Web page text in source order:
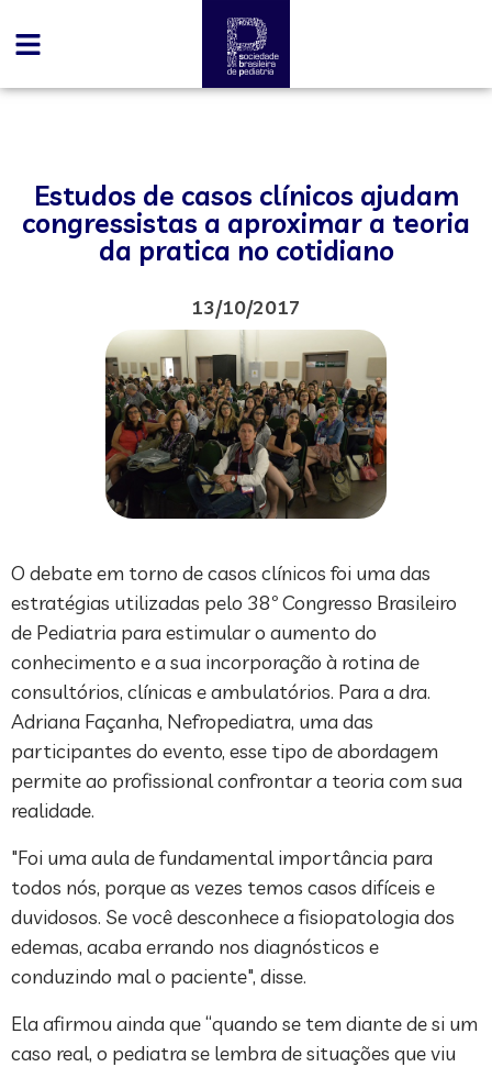
Estudos de casos clínicos ajudam
congressistas a aproximar a teoria
da pratica no cotidiano
13/10/2017
O debate em torno de casos clínicos foi uma das
estratégias utilizadas pelo 38º Congresso Brasileiro
de Pediatria para estimular o aumento do
conhecimento e a sua incorporação à rotina de
consultórios, clínicas e ambulatórios. Para a dra.
Adriana Façanha, Nefropediatra, uma das
participantes do evento, esse tipo de abordagem
permite ao profissional confrontar a teoria com sua
realidade.
"Foi uma aula de fundamental importância para
todos nós, porque as vezes temos casos difíceis e
duvidosos. Se você desconhece a fisiopatologia dos
edemas, acaba errando nos diagnósticos e
conduzindo mal o paciente", disse.
Ela afirmou ainda que “quando se tem diante de si um
caso real, o pediatra se lembra de situações que viu